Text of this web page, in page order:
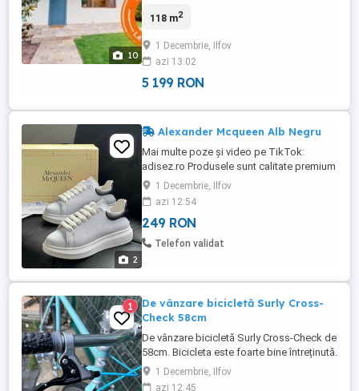
10
modernă și spațioasă + Finisaje premium
& utilată + 2 locuri parcare + Scoală,
grădiniță, Mega Image, Sală fitness
Complexul ...
118 m2
1 Decembrie, Ilfov
azi 13:02
5 199 RON
2
Alexander Mcqueen Alb Negru
Mai multe poze și video pe TikTok:
adisez.ro Produsele sunt calitate premium
MODEL UNISEX Marimi: : 40 | 41 | 42 | 43 |
44 Adidasi Alexander Mcqueen Alb &
Negru. Livrare imediata din stoc!
Caracteristici Culoare: alb Imprimeu: uni
Stil: pastel, casual Material: piele
1 Decembrie, Ilfov
azi 12:54
249 RON
Telefon validat
1
De vânzare bicicletă Surly Cross-
Check 58cm
De vânzare bicicletă Surly Cross-Check de
58cm. Bicicleta este foarte bine întreținută.
Preț usor negociabil.
1 Decembrie, Ilfov
azi 12:45